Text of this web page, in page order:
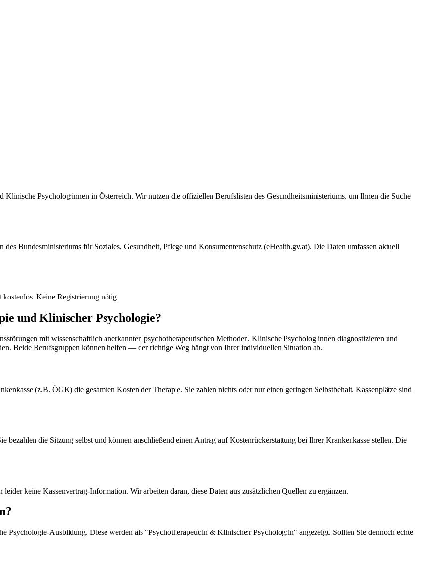
Klinische Psycholog:innen in Österreich. Wir nutzen die offiziellen Berufslisten des Gesundheitsministeriums, um Ihnen die Suche
Bundesministeriums für Soziales, Gesundheit, Pflege und Konsumentenschutz (eHealth.gv.at). Die Daten umfassen aktuell
Keine Registrierung nötig.
und Klinischer Psychologie?
mit wissenschaftlich anerkannten psychotherapeutischen Methoden. Klinische Psycholog:innen diagnostizieren und
Beide Berufsgruppen können helfen — der richtige Weg hängt von Ihrer individuellen Situation ab.
(z.B. ÖGK) die gesamten Kosten der Therapie. Sie zahlen nichts oder nur einen geringen Selbstbehalt. Kassenplätze sind
bezahlen die Sitzung selbst und können anschließend einen Antrag auf Kostenrückerstattung bei Ihrer Krankenkasse stellen. Die
keine Kassenvertrag-Information. Wir arbeiten daran, diese Daten aus zusätzlichen Quellen zu ergänzen.
Psychologie-Ausbildung. Diese werden als "Psychotherapeut:in & Klinische:r Psycholog:in" angezeigt. Sollten Sie dennoch echte